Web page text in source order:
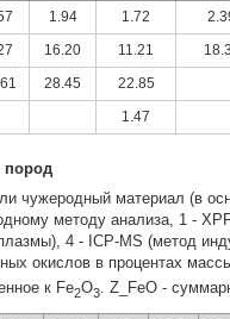
1.94 1.72
16.20 11.21
28.45
22.85
1.47
пород
чужеродный материал (в
методу анализа, 1 -
4 - ICP-MS (метод
окислов в процентах
к Fe2O3 . Z_FeO -